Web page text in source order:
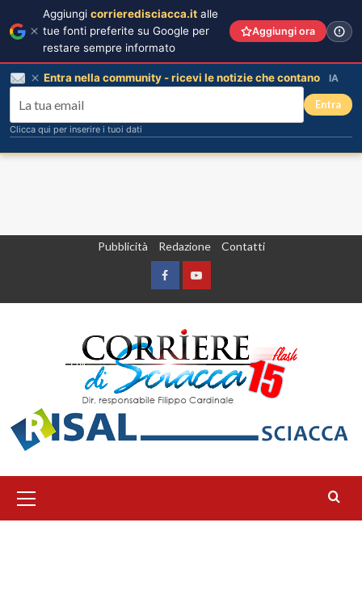
Pubblicità Redazione Contatti
FacebookYountube
principale
Aggiungi corrieredisciacca.it alle
tue fonti preferite su Google per
restare sempre informato
Aggiungi ora
Entra nella community - ricevi le notizie che contano IA
Entra
Clicca qui per inserire i tuoi dati